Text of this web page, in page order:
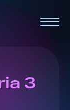
3